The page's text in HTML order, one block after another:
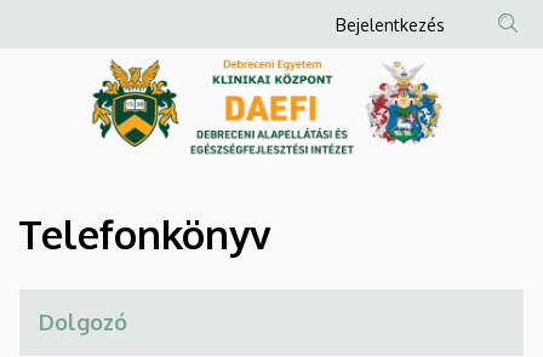
Debreceni
és
Egészségfejlesztési
Intézet
a
Anonim
Felhasználói
fiók
menüje
Bejelentkezés
Telefonkönyv